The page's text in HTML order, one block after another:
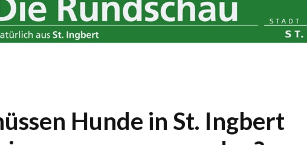
Hunde in St. Ingbert